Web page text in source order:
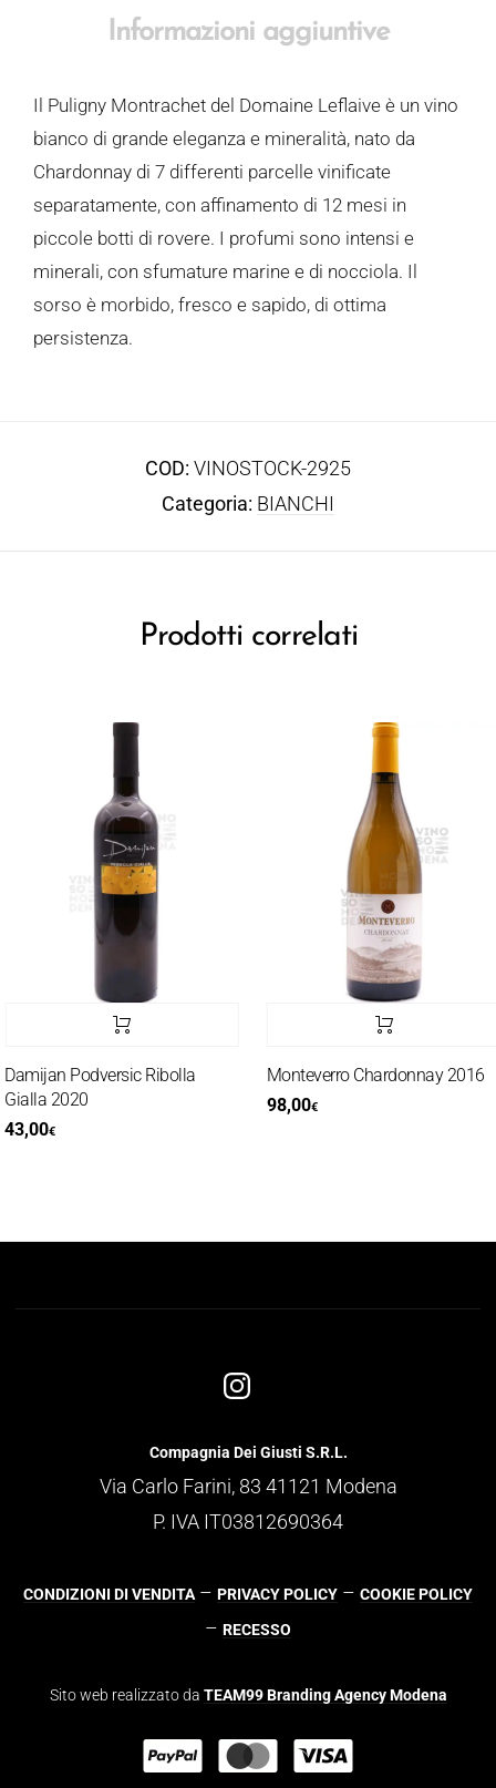
Informazioni aggiuntive
Il Puligny Montrachet del Domaine Leflaive è un vino
bianco di grande eleganza e mineralità, nato da
Chardonnay di 7 differenti parcelle vinificate
separatamente, con affinamento di 12 mesi in
piccole botti di rovere. I profumi sono intensi e
minerali, con sfumature marine e di nocciola. Il
sorso è morbido, fresco e sapido, di ottima
persistenza.
COD: VINOSTOCK-2925
Categoria: BIANCHI
Prodotti correlati
Podversic Ribolla
2020
€
Monteverro Chardonnay 2016
98,00€
Compagnia Dei Giusti S.R.L.
Via Carlo Farini, 83 41121 Modena
P. IVA IT03812690364
CONDIZIONI DI VENDITA – PRIVACY POLICY – COOKIE POLICY
– RECESSO
Sito web realizzato da TEAM99 Branding Agency Modena